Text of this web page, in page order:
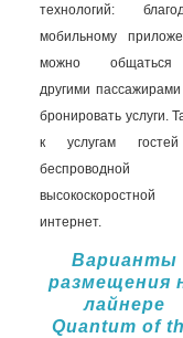
технологий:
мобильному
можно
другими
бронировать услуги.
к услугам
беспроводной
высокоскоростной
интернет.
Варианты
размещения
лайнере
Quantum of